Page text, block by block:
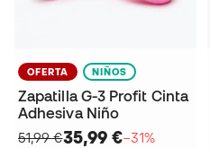
OFERTA NIÑOS
Zapatilla G-3 Profit Cinta
Adhesiva Niño
51,99 €35,99 €−31%